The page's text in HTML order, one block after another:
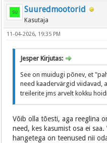
Suuredmootorid
Kasutaja
11-04-2026, 19:35 PM
Jesper Kirjutas:
See on muidugi põnev, et
need kaadervärgid viidavad,
treilerite jms arvelt kokku
Võib olla tõesti, aga reeglina
need, kes kasumist osa ei
hangetega on teenused nii